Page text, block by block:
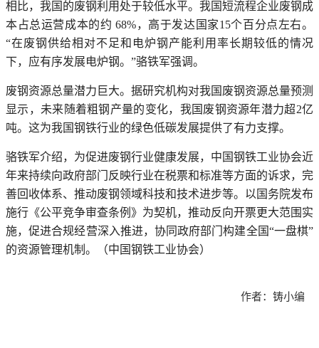
相比，我国的废钢利用处于较低水平。我国短流程企业废钢成
本占总运营成本的约 68%，高于发达国家15个百分点左右。
“在废钢供给相对不足和电炉钢产能利用率长期较低的情况
下，应有序发展电炉钢。”骆铁军强调。
废钢资源总量潜力巨大。据研究机构对我国废钢资源总量预测
显示，未来随着粗钢产量的变化，我国废钢资源年潜力超2亿
吨。这为我国钢铁行业的绿色低碳发展提供了有力支撑。
骆铁军介绍，为促进废钢行业健康发展，中国钢铁工业协会近
年来持续向政府部门反映行业在税票和标准等方面的诉求，完
善回收体系、推动废钢领域科技和技术进步等。以国务院发布
施行《公平竞争审查条例》为契机，推动反向开票更大范围实
施，促进合规经营深入推进，协同政府部门构建全国“一盘棋”
的资源管理机制。（中国钢铁工业协会）
作者：铸小编